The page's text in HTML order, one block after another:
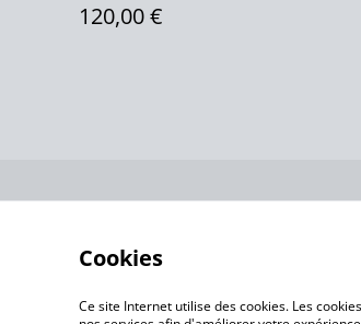
120,00 €
Cookies
Ce site Internet utilise des cookies. Les